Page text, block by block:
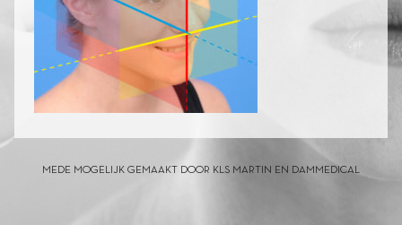
MEDE MOGELIJK GEMAAKT DOOR KLS MARTIN EN DAMMEDICAL